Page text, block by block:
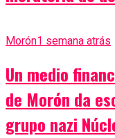
Morón1 semana atrás
Un medio
de Morón da
grupo nazi